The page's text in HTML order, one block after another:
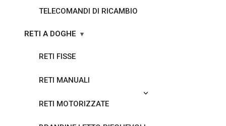
TELECOMANDI DI RICAMBIO
RETI A DOGHE
RETI FISSE
RETI MANUALI
RETI MOTORIZZATE